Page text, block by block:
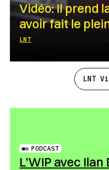
Vidéo: Il prend
avoir fait le
LNT
LNT
PODCAST
L’WIP avec